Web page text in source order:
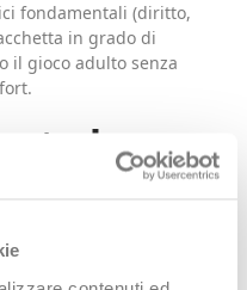
fondamentali (diritto,
in grado di
il gioco adulto senza
la
tennisti che frequentano